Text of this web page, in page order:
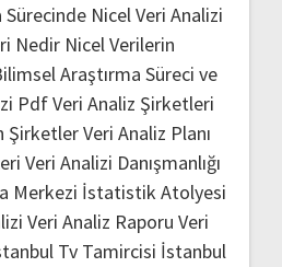
Nicel Veri Analizi
Nedir Nicel Verilerin
Araştırma Süreci ve
PdfVeri Analiz Şirketleri
ŞirketlerVeri Analiz Planı
Veri Analizi Danışmanlığı
Merkezi İstatistik Atolyesi
Veri Analiz Raporu Veri
Tv Tamircisi İstanbul